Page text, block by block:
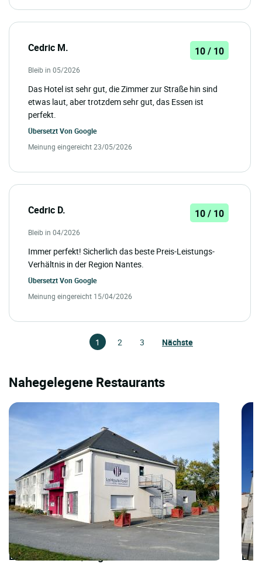
Cedric M. 10 / 10
Bleib in 05/2026
Das Hotel ist sehr gut, die Zimmer zur Straße hin sind
etwas laut, aber trotzdem sehr gut, das Essen ist
perfekt.
Übersetzt Von Google
Meinung eingereicht 23/05/2026
Cedric D. 10 / 10
Bleib in 04/2026
Immer perfekt! Sicherlich das beste Preis-Leistungs-
Verhältnis in der Region Nantes.
Übersetzt Von Google
Meinung eingereicht 15/04/2026
1 2 3 Nächste
Nahegelegene Restaurants
LOGIS HOTELS | Logis Hôtel la Haute Forêt